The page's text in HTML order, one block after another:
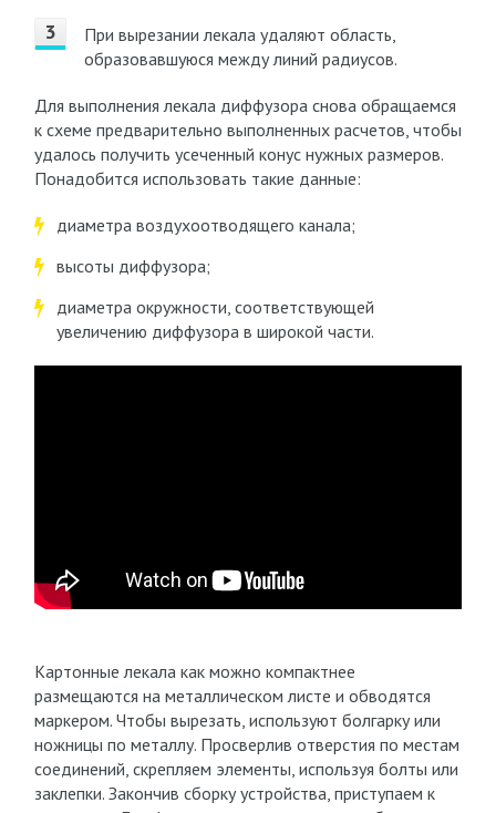
При вырезании лекала удаляют область,
образовавшуюся между линий радиусов.
Для выполнения лекала диффузора снова обращаемся
к схеме предварительно выполненных расчетов, чтобы
удалось получить усеченный конус нужных размеров.
Понадобится использовать такие данные:
диаметра воздухоотводящего канала;
высоты диффузора;
диаметра окружности, соответствующей
увеличению диффузора в широкой части.
Картонные лекала как можно компактнее
размещаются на металлическом листе и обводятся
маркером. Чтобы вырезать, используют болгарку или
ножницы по металлу. Просверлив отверстия по местам
соединений, скрепляем элементы, используя болты или
заклепки. Закончив сборку устройства, приступаем к